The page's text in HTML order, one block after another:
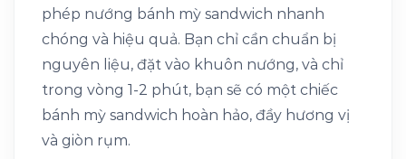
phép nướng bánh mỳ sandwich nhanh
chóng và hiệu quả. Bạn chỉ cần chuẩn bị
nguyên liệu, đặt vào khuôn nướng, và chỉ
trong vòng 1-2 phút, bạn sẽ có một chiếc
bánh mỳ sandwich hoàn hảo, đầy hương vị
và giòn rụm.